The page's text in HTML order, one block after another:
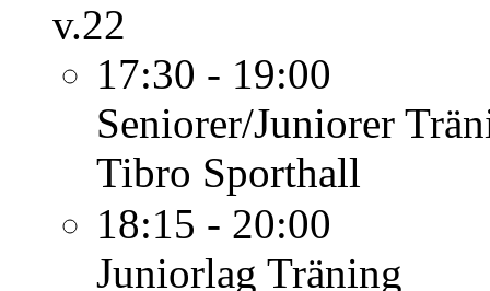
v.22
17:30 - 19:00
Seniorer/Juniorer
Tibro Sporthall
18:15 - 20:00
Juniorlag Träning